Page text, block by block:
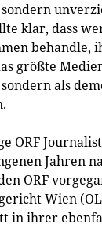
klar, dass
behandle,
größte
als
ORF
Jahren
ORF
Wien
in ihrer